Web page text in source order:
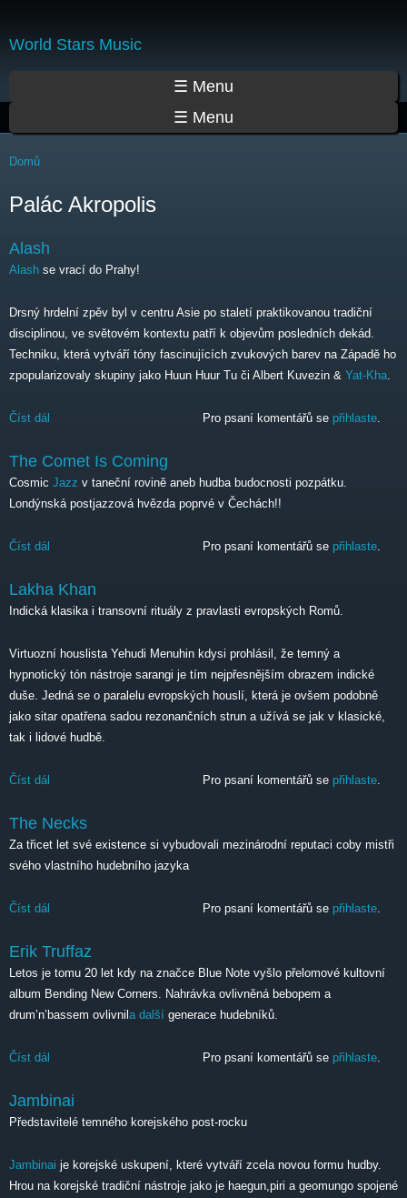
World Stars Music
☰ Menu
☰ Menu
Jste zde
Domů
Palác Akropolis
Alash
Alash se vrací do Prahy!
Drsný hrdelní zpěv byl v centru Asie po staletí praktikovanou tradiční
disciplinou, ve světovém kontextu patří k objevům posledních dekád.
Techniku, která vytváří tóny fascinujících zvukových barev na Západě ho
zpopularizovaly skupiny jako Huun Huur Tu či Albert Kuvezin & Yat-Kha
Číst dál Pro psaní komentářů se přihlaste.
The Comet Is Coming
Cosmic Jazz v taneční rovině aneb hudba budocnosti pozpátku.
Londýnská postjazzová hvězda poprvé v Čechách!!
Číst dál Pro psaní komentářů se přihlaste.
Lakha Khan
Indická klasika i transovní rituály z pravlasti evropských Romů.
Virtuozní houslista Yehudi Menuhin kdysi prohlásil, že temný a
hypnotický tón nástroje sarangi je tím nejpřesnějším obrazem indické
duše. Jedná se o paralelu evropských houslí, která je ovšem podobně
jako sitar opatřena sadou rezonančních strun a užívá se jak v klasické,
tak i lidové hudbě.
Číst dál Pro psaní komentářů se přihlaste.
The Necks
Za třicet let své existence si vybudovali mezinárodní reputaci coby mistři
svého vlastního hudebního jazyka
Číst dál Pro psaní komentářů se přihlaste.
Erik Truffaz
Letos je tomu 20 let kdy na značce Blue Note vyšlo přelomové kultovní
album Bending New Corners. Nahrávka ovlivněná bebopem a
drum’n’bassem ovlivnil a další generace hudebníků.
Číst dál Pro psaní komentářů se přihlaste.
Jambinai
Představitelé temného korejského post-rocku
Jambinai je korejské uskupení, které vytváří zcela novou formu hudby.
Hrou na korejské tradiční nástroje jako je haegun,piri a geomungo spojené